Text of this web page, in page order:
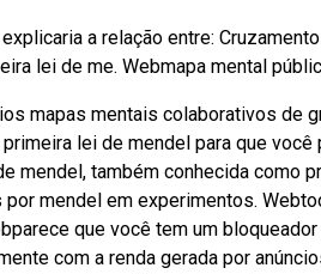
a relação entre:
lei de me. Webmapa mental
mapas mentais colaborativos de
lei de mendel para que
mendel, também conhecida como
mendel em experimentos.
que você tem um
com a renda gerada por